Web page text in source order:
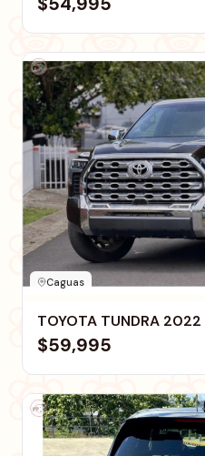
Caguas
TOYOTA TUNDRA
$59,995